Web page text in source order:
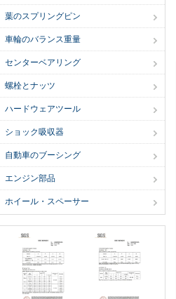
葉のスプリングピン
車輪のバランス重量
センターベアリング
螺栓とナッツ
ハードウェアツール
ショック吸収器
自動車のブーシング
エンジン部品
ホイール・スペーサー